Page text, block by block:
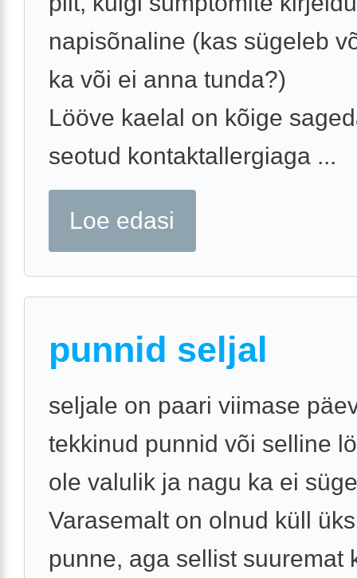
napisõnaline (kas sügeleb
ka või ei anna tunda?)
Lööve kaelal on kõige
seotud kontaktallergiaga ...
Loe edasi
punnid seljal
seljale on paari viimase
tekkinud punnid või selline
ole valulik ja nagu ka ei
Varasemalt on olnud küll
punne, aga sellist suuremat